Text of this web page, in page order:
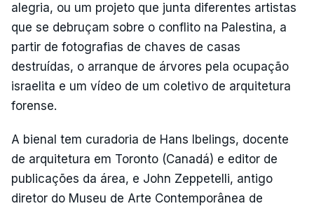
alegria, ou um projeto que junta diferentes artistas
que se debruçam sobre o conflito na Palestina, a
partir de fotografias de chaves de casas
destruídas, o arranque de árvores pela ocupação
israelita e um vídeo de um coletivo de arquitetura
forense.
A bienal tem curadoria de Hans Ibelings, docente
de arquitetura em Toronto (Canadá) e editor de
publicações da área, e John Zeppetelli, antigo
diretor do Museu de Arte Contemporânea de